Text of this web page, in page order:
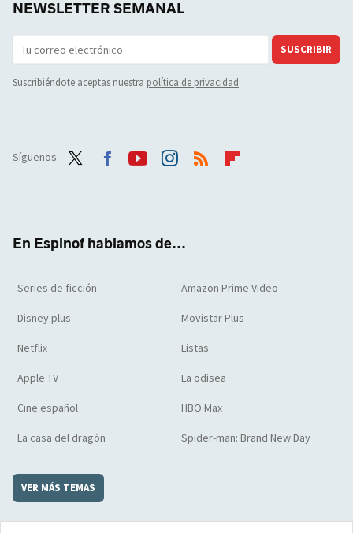
NEWSLETTER SEMANAL
SUSCRIBIR
Suscribiéndote aceptas nuestra política de privacidad
Síguenos
En Espinof hablamos de...
Series de ficción Amazon Prime Video
Disney plus Movistar Plus
Netflix Listas
Apple TV La odisea
Cine español HBO Max
La casa del dragón Spider-man: Brand New Day
VER MÁS TEMAS